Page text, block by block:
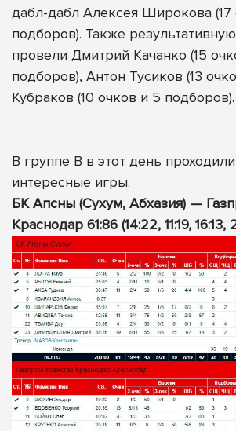
дабл-дабл Алексея Широкова (17
подборов). Также
провели Дмитрий Качанко (15
подборов), Антон Тусиков (13
Кубраков (10 очков и 5 подборов).
В группе В в этот день
интересные игры.
БК Апсны (Сухум, Абхазия) —
Краснодар 61:86 (14:22, 11:19, 16:13,